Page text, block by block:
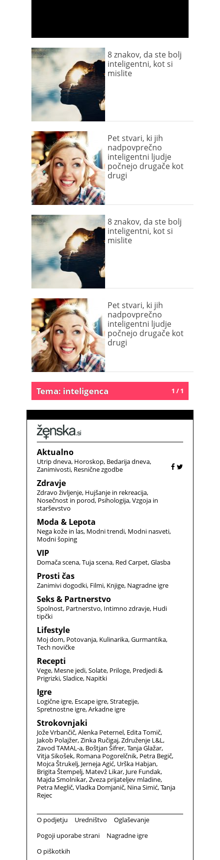
8 znakov, da ste bolj
inteligentni, kot si
mislite
Pet stvari, ki jih
nadpovprečno
inteligentni ljudje
počnejo drugače kot
drugi
8 znakov, da ste bolj
inteligentni, kot si
mislite
Pet stvari, ki jih
nadpovprečno
inteligentni ljudje
počnejo drugače kot
drugi
1 / 1
Tema: inteligenca
Aktualno
Utrip dneva Horoskop Bedarija dneva
Zanimivosti Resnične zgodbe
Zdravje
Zdravo življenje Hujšanje in rekreacija
Nosečnost in porod Psihologija Vzgoja in
starševstvo
Moda & Lepota
Nega kože in las Modni trendi Modni nasveti
Modni šoping
VIP
Domača scena Tuja scena Red Carpet Glasba
Prosti čas
Zanimivi dogodki Filmi Knjige Nagradne igre
Seks & Partnerstvo
Spolnost Partnerstvo Intimno zdravje Hudi
tipčki
Lifestyle
Moj dom Potovanja Kulinarika Gurmantika
Tech novičke
Recepti
Vege Mesne jedi Solate Priloge Predjedi &
Prigrizki Sladice Napitki
Igre
Logične igre Escape igre Strategije
Spretnostne igre Arkadne igre
Strokovnjaki
Jože Vrbančič Alenka Peternel Edita Tomič
Jakob Polajžer Zinka Ručigaj Združenje L&L
Zavod TAMAL-a Boštjan Šifrer Tanja Glažar
Vitja Sikošek Romana Pogorelčnik Petra Begič
Mojca Štrukelj Jerneja Agić Urška Habjan
Brigita Štempelj Matevž Likar Jure Fundak
Majda Smolnikar Zveza prijateljev mladine
Petra Meglič Vladka Domjanič Nina Simić Tanja
Rejec
O podjetju Uredništvo
Oglaševanje
Pogoji uporabe strani
Nagradne igre
O piškotkih